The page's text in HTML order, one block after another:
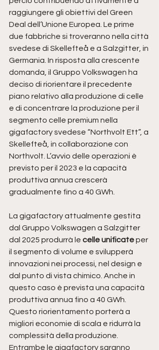
raggiungere gli obiettivi del Green
Deal dell’Unione Europea. Le prime
due fabbriche si troveranno nella città
svedese di Skellefteå e a Salzgitter, in
Germania. In risposta alla crescente
domanda, il Gruppo Volkswagen ha
deciso di riorientare il precedente
piano relativo alla produzione di celle
e di concentrare la produzione per il
segmento celle premium nella
gigafactory svedese “Northvolt Ett”, a
Skellefteå, in collaborazione con
Northvolt. L’avvio delle operazioni è
previsto per il 2023 e la capacità
produttiva annua crescerà
gradualmente fino a 40 GWh.
La gigafactory attualmente gestita
dal Gruppo Volkswagen a Salzgitter
dal 2025 produrrà le celle unificate per
il segmento di volume e svilupperà
innovazioni nei processi, nel design e
dal punto di vista chimico. Anche in
questo caso è prevista una capacità
produttiva annua fino a 40 GWh.
Questo riorientamento porterà a
migliori economie di scala e ridurrà la
complessità della produzione.
Entrambe le gigafactory saranno